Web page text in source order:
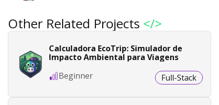
Other Related Projects </>
Calculadora EcoTrip: Simulador de
Impacto Ambiental para Viagens
Beginner
Full-Stack